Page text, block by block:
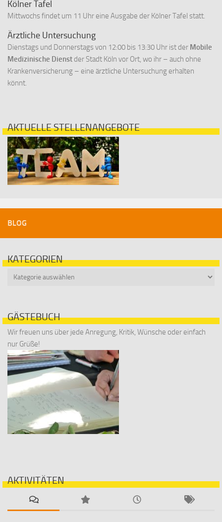
Kölner Tafel
Mittwochs findet um 11 Uhr eine Ausgabe der Kölner Tafel statt.
Ärztliche Untersuchung
Dienstags und Donnerstags von 12:00 bis 13:30 Uhr ist der Mobile
Medizinische Dienst der Stadt Köln vor Ort, wo ihr – auch ohne
Krankenversicherung – eine ärztliche Untersuchung erhalten
könnt.
AKTUELLE STELLENANGEBOTE
BLOG
KATEGORIEN
Kategorien
GÄSTEBUCH
Wir freuen uns über jede Anregung, Kritik, Wünsche oder einfach
nur Grüße!
AKTIVITÄTEN